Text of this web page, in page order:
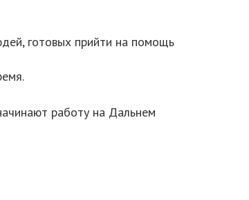
готовых прийти на помощь
работу на Дальнем